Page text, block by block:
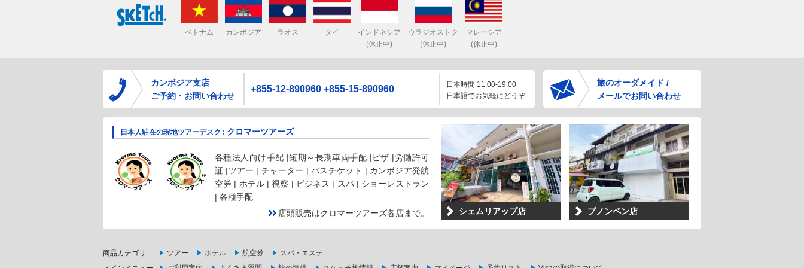
ベトナム カンボジア ラオス タイ
インドネシア
(休止中)
ウラジオストク
(休止中)
マレーシア
(休止中)
カンボジア支店
ご予約・お問い合わせ
+855-12-890960 +855-15-890960
日本時間 11:00-19:00
日本語でお気軽にどうぞ
旅のオーダメイド /
メールでお問い合わせ
日本人駐在の現地ツアーデスク : クロマーツアーズ
各種法人向け手配 |短期～長期車両手配 |ビザ |労働許可
証 |ツアー | チャーター | バスチケット | カンボジア発航
空券 | ホテル | 視察 | ビジネス | スパ | ショーレストラン
| 各種手配
店頭販売はクロマーツアーズ各店まで。
シェムリアップ店 プノンペン店
商品カテゴリ ツアー ホテル 航空券
スパ・エステ